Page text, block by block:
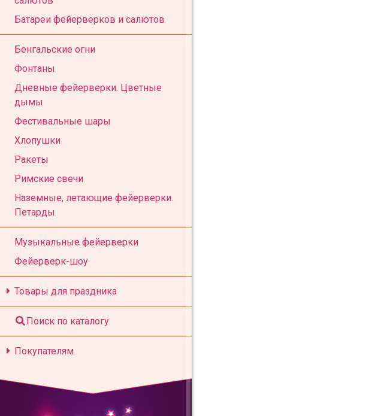
Батареи фейерверков и салютов
Бенгальские огни
Фонтаны
Дневные фейерверки. Цветные
дымы
Фестивальные шары
Хлопушки
Ракеты
Римские свечи
Наземные, летающие фейерверки.
Петарды
Музыкальные фейерверки
Фейерверк-шоу
Товары для праздника
Поиск по каталогу
Покупателям